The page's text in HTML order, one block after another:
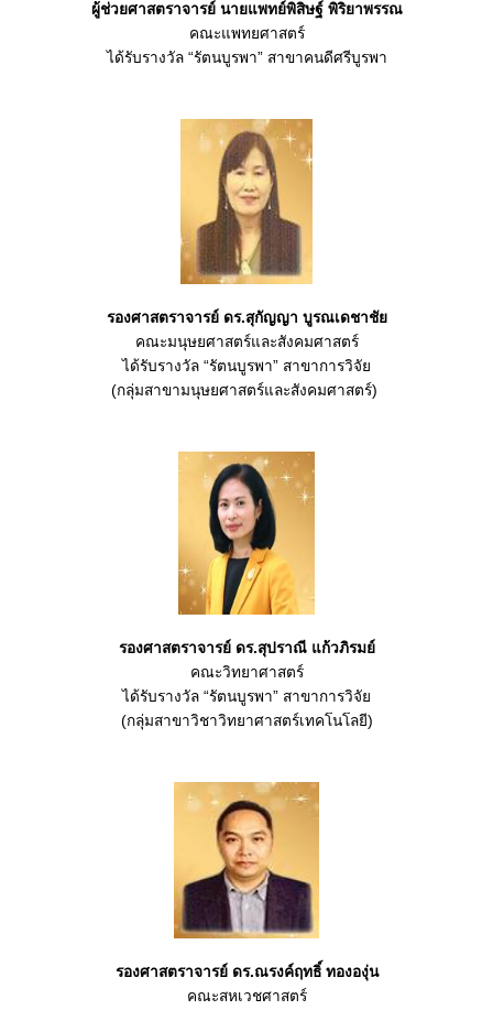
ผู้ช่วยศาสตราจารย์ นายแพทย์พิสิษฐ์ พิริยาพรรณ
คณะแพทยศาสตร์
ได้รับรางวัล “รัตนบูรพา” สาขาคนดีศรีบูรพา
รองศาสตราจารย์ ดร.สุกัญญา บูรณเดชาชัย
คณะมนุษยศาสตร์และสังคมศาสตร์
ได้รับรางวัล “รัตนบูรพา” สาขาการวิจัย
(กลุ่มสาขามนุษยศาสตร์และสังคมศาสตร์)
รองศาสตราจารย์ ดร.สุปราณี แก้วภิรมย์
คณะวิทยาศาสตร์
ได้รับรางวัล “รัตนบูรพา” สาขาการวิจัย
(กลุ่มสาขาวิชาวิทยาศาสตร์เทคโนโลยี)
รองศาสตราจารย์ ดร.ณรงค์ฤทธิ์ ทององุ่น
คณะสหเวชศาสตร์